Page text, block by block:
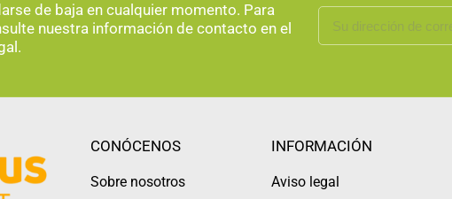
de baja en cualquier momento. Para
nuestra información de contacto en el
CONÓCENOS
Sobre nosotros
INFORMACIÓN
Aviso legal